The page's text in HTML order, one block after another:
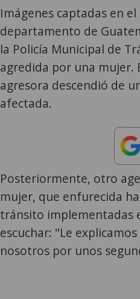
Imágenes captadas en
departamento de
la Policía Municipal de
agredida por una mujer.
agresora descendió de
afectada.
Posteriormente, otro
mujer, que enfurecida
tránsito implementadas
escuchar: "Le
nosotros por unos